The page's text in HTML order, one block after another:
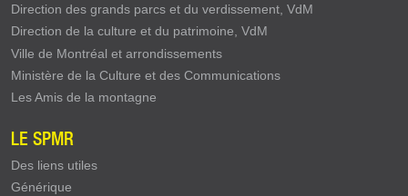
Direction des grands parcs et du verdissement, VdM
Direction de la culture et du patrimoine, VdM
Ville de Montréal et arrondissements
Ministère de la Culture et des Communications
Les Amis de la montagne
LE SPMR
Des liens utiles
Générique